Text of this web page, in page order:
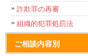
詐欺罪の再審
組織的犯罪処罰法
ご相談内容別